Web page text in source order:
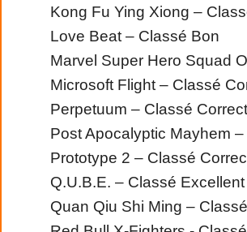
Kong Fu Ying Xiong –
Love Beat – Classé Bon
Marvel Super Hero Squad
Microsoft Flight – Classé
Perpetuum – Classé Correct
Post Apocalyptic Mayhem –
Prototype 2 – Classé
Q.U.B.E. – Classé Excellent
Quan Qiu Shi Ming – Classé